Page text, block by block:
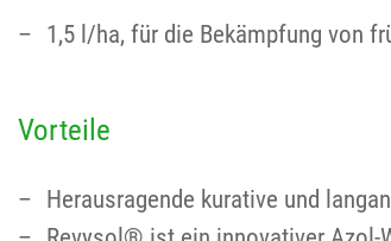
1,5 l/ha, für die Bekämpfung von
Vorteile
Herausragende kurative und